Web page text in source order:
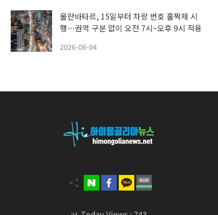
울란바타르, 15일부터 차량 번호 홀짝제 시
행…권역 구분 없이 오전 7시~오후 9시 적용
2026-08-04